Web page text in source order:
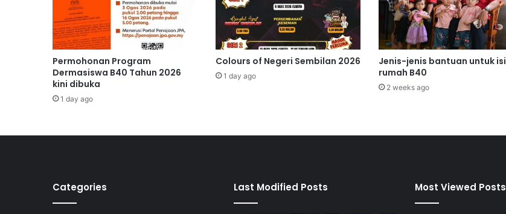
k
a
n
N
u
r
m
a
y
'
R
a
Permohonan Program
Dermasiswa B40 Tahun 2026
kini dibuka
1 day ago
Colours of Negeri Sembilan 2026
1 day ago
Jenis-jenis bantuan untuk isi
rumah B40
2 weeks ago
Categories Last Modified Posts Most Viewed Posts